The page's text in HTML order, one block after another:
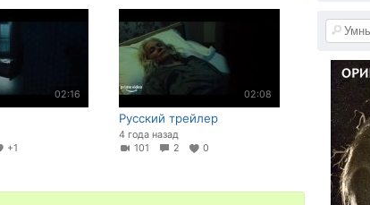
02:16
+1
02:08
Русский трейлер
4 года назад
101
2 0